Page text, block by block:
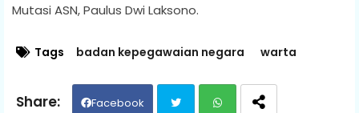
Mutasi ASN, Paulus Dwi Laksono.
Tags badan kepegawaian negara warta
Facebook